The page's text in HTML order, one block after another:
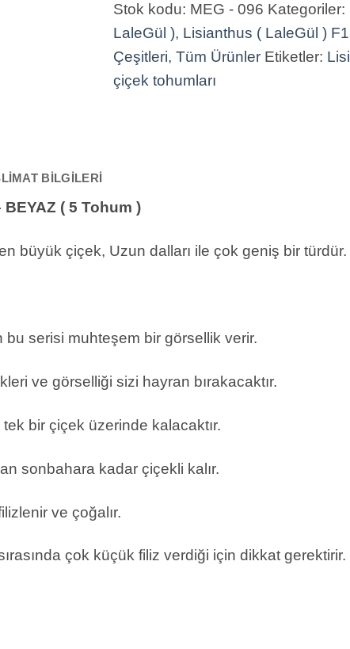
BÜYÜ Serisi
-
BEYAZ (
5
Stok kodu: MEG - 096 Kategoriler:
LaleGül ), Lisianthus ( LaleGül ) F1
Çeşitleri, Tüm Ürünler Etiketler:
çiçek tohumları
BILGILERI
( 5 Tohum )
büyük çiçek, Uzun dalları ile çok geniş bir türdür.
serisi muhteşem bir görsellik verir.
ve görselliği sizi hayran bırakacaktır.
bir çiçek üzerinde kalacaktır.
sonbahara kadar çiçekli kalır.
ve çoğalır.
çok küçük filiz verdiği için dikkat gerektirir.